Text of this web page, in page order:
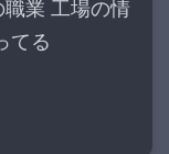
業 工場の情
てる